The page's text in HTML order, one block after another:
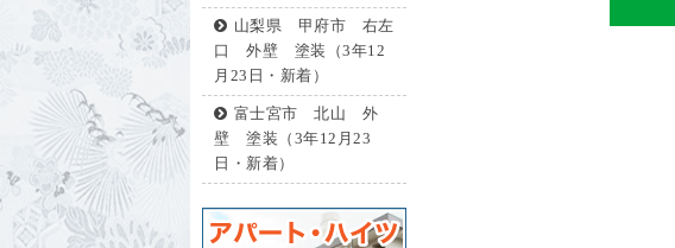
山梨県 甲府市 右左
口 外壁 塗装（3年12
月23日・新着）
富士宮市 北山 外
壁 塗装（3年12月23
日・新着）